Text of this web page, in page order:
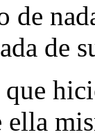
de
de
ella